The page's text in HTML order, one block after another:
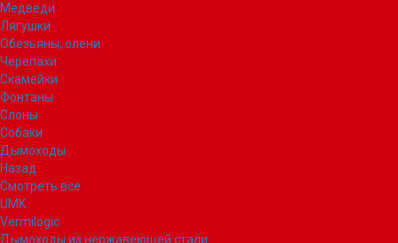
Медведи
Лягушки
Обезьяны, олени
Черепахи
Скамейки
Фонтаны
Слоны
Собаки
Дымоходы
Назад
Смотреть все
UMK
Vermilogic
Дымоходы из нержавеющей стали